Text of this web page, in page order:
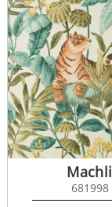
Machli
681998